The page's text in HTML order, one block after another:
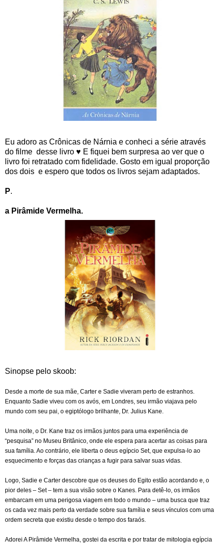
Eu adoro as Crônicas de Nárnia e conheci a série através
do filme desse livro ♥ E fiquei bem surpresa ao ver que o
livro foi retratado com fidelidade. Gosto em igual proporção
dos dois e espero que todos os livros sejam adaptados.
P.
a Pirâmide Vermelha.
Sinopse pelo skoob:
Desde a morte de sua mãe, Carter e Sadie viveram perto de estranhos.
Enquanto Sadie viveu com os avós, em Londres, seu irmão viajava pelo
mundo com seu pai, o egiptólogo brilhante, Dr. Julius Kane.
Uma noite, o Dr. Kane traz os irmãos juntos para uma experiência de
“pesquisa” no Museu Britânico, onde ele espera para acertar as coisas para
sua família. Ao contrário, ele liberta o deus egípcio Set, que expulsa-lo ao
esquecimento e forças das crianças a fugir para salvar suas vidas.
Logo, Sadie e Carter descobre que os deuses do Egito estão acordando e, o
pior deles – Set – tem a sua visão sobre o Kanes. Para detê-lo, os irmãos
embarcam em uma perigosa viagem em todo o mundo – uma busca que traz
os cada vez mais perto da verdade sobre sua família e seus vínculos com uma
ordem secreta que existiu desde o tempo dos faraós.
Adorei A Pirâmide Vermelha, gostei da escrita e por tratar de mitologia egípcia